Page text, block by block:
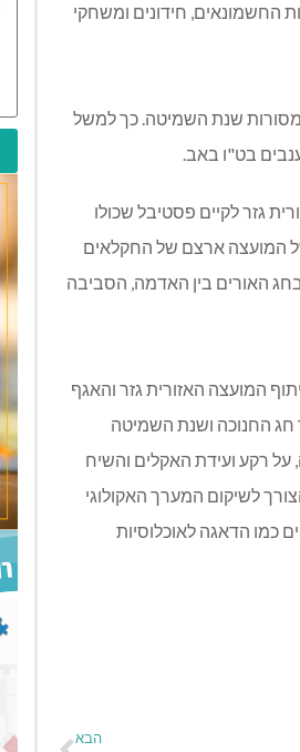
החשמונאים, חידונים ומשחקי
שנת השמיטה. כך למשל
בט"ו באב.
גזר לקיים פסטיבל שכולו
3000 שנה שמסמל את היותה של המועצה ארצם של החקלאים
האורים בין האדמה, הסביבה
המועצה האזורית גזר והאגף
חג החנוכה ושנת השמיטה
רקע ועידת האקלים והשיח
לשיקום המערך האקולוגי
כמו הדאגה לאוכלוסיות
הבא